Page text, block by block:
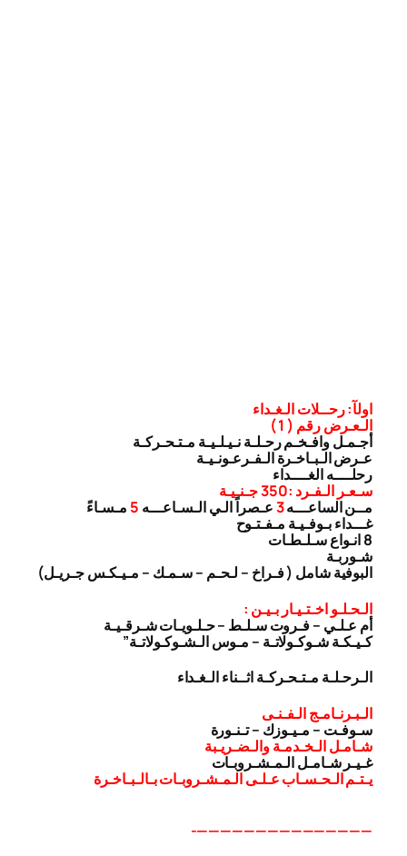
اولآ: رحــلات الـغـداء
الـعـرض رقم ( 1 )
أجـمـل وافـخـم رحـلـة نـيـلـيـة مـتـحـركـة
عـرض الـبـاخـرة الـفـرعـونـيـة
رحلــــه الغــــداء
سـعـر الـفـرد :350 جـنـيـة
مــن الساعـــه3عـصراً الـي الـسـاعـــه 5 مـسـاءً
غـــداء بـوفـيـة مـفـتـوح
8 انـواع سـلـطـات
شـوربـة
البوفية شامل ( فـراخ – لـحـم – سـمـك – مـيـكـس جـريـل)
الـحـلـو اخـتـيـار بـيـن :
أم عـلـي – فـروت سـلـط – حـلـويـات شـرقـيـة
كـيـكـة شـوكـولاتـة – مـوس الـشـوكـولاتـة”
الـرحـلـة مـتـحـركـة اثــناء الـغـداء
الـبـرنـامـج الـفـنـى
سـوفـت – مـيـوزك – تـنـورة
شـامـل الـخـدمـة والـضـريـبة
غـيـر شـامـل الـمـشـروبـات
يـتـم الـحـسـاب عـلـى الـمـشـروبـات بـالـبـاخـرة
———————————————-